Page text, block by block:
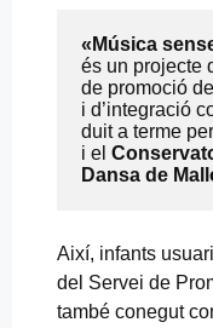
«Música
és un projecte
de promoció
i d’integració
duit a terme per
i el
Dansa de
Així, infants
del Servei de
també conegut